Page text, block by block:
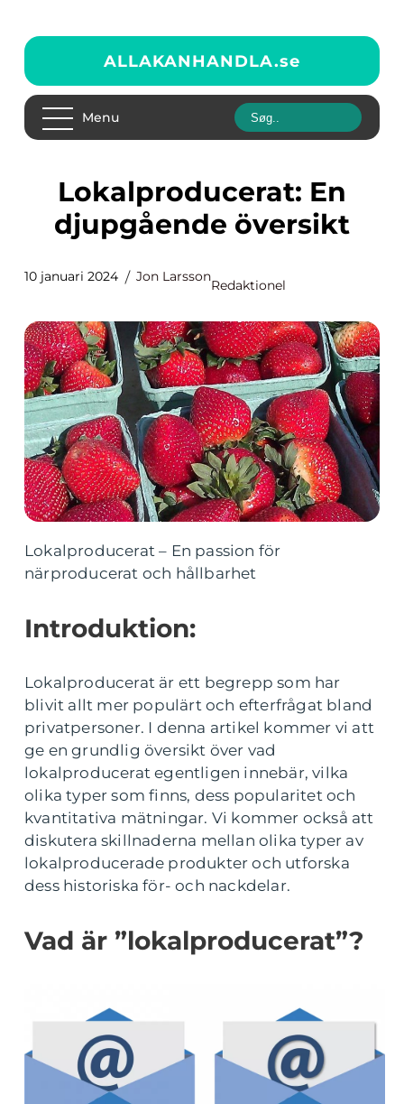
ALLAKANHANDLA.se
Menu
Lokalproducerat: En
djupgående översikt
10 januari 2024 Jon Larsson
Redaktionel
Lokalproducerat – En passion för
närproducerat och hållbarhet
Introduktion:
Lokalproducerat är ett begrepp som har
blivit allt mer populärt och efterfrågat bland
privatpersoner. I denna artikel kommer vi att
ge en grundlig översikt över vad
lokalproducerat egentligen innebär, vilka
olika typer som finns, dess popularitet och
kvantitativa mätningar. Vi kommer också att
diskutera skillnaderna mellan olika typer av
lokalproducerade produkter och utforska
dess historiska för- och nackdelar.
Vad är ”lokalproducerat”?